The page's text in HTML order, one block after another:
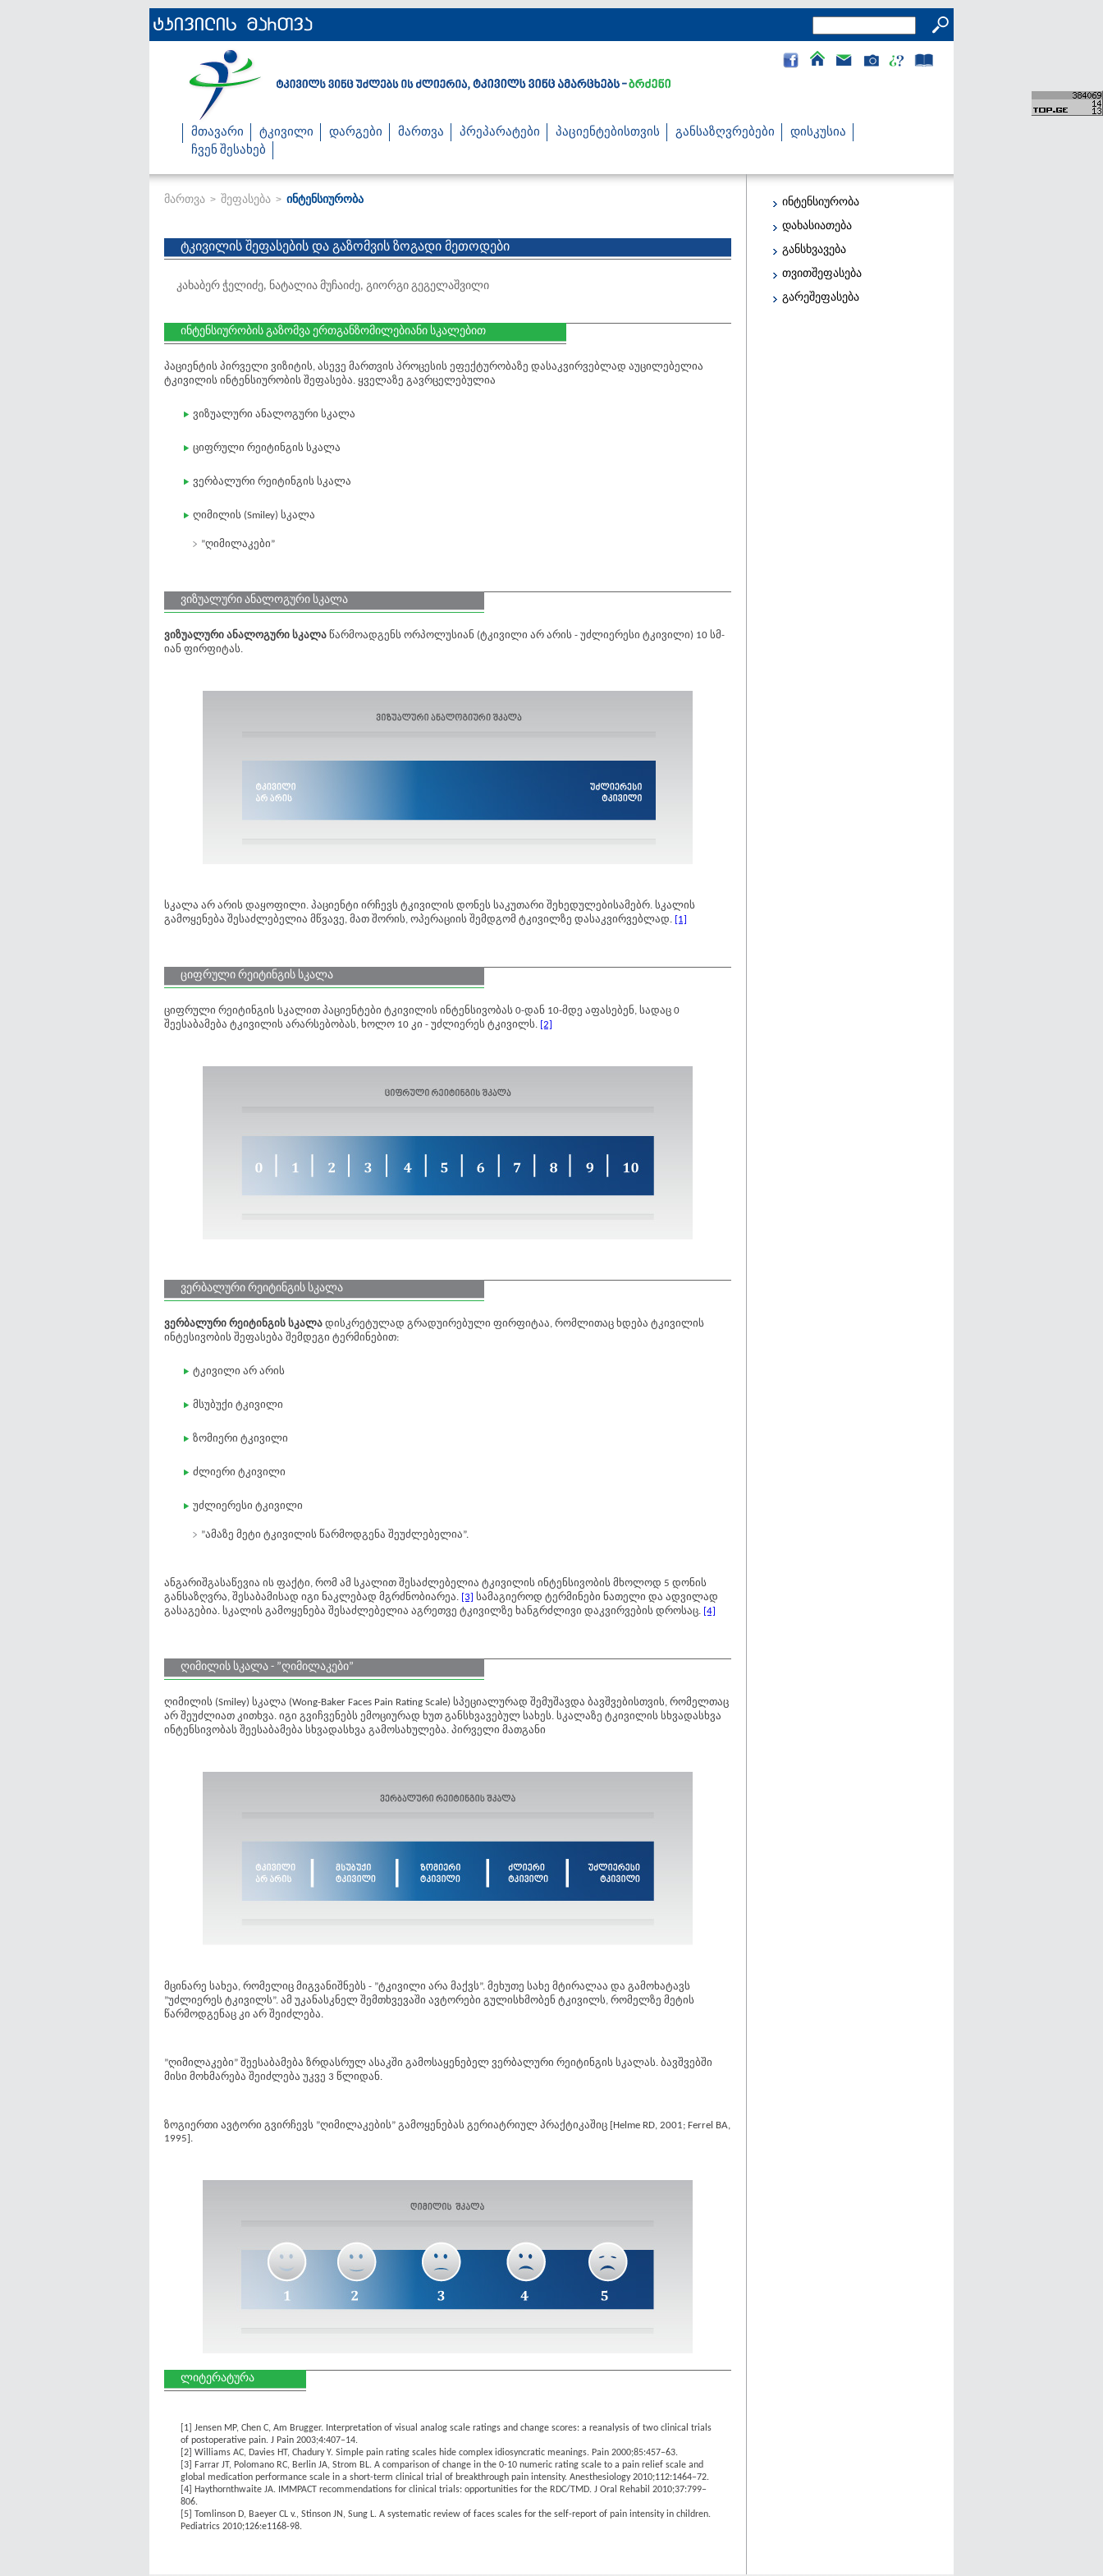
მთავარი ტკივილი დარგები მართვა პრეპარატები პაციენტებისთვის განსაზღვრებები
დისკუსია
ჩვენ შესახებ
მართვა > შეფასება > ინტენსიურობა
ტკივილის შეფასების და გაზომვის ზოგადი მეთოდები
კახაბერ ჭელიძე, ნატალია მუჩაიძე, გიორგი გეგელაშვილი
ინტენსიურობის გაზომვა ერთგანზომილებიანი სკალებით
პაციენტის პირველი ვიზიტის, ასევე მართვის პროცესის ეფექტურობაზე დასაკვირვებლად აუცილებელია
ტკივილის ინტენსიურობის შეფასება. ყველაზე გავრცელებულია
ვიზუალური ანალოგური სკალა
ციფრული რეიტინგის სკალა
ვერბალური რეიტინგის სკალა
ღიმილის (Smiley) სკალა
”ღიმილაკები”
ვიზუალური ანალოგური სკალა
ვიზუალური ანალოგური სკალა წარმოადგენს ორპოლუსიან (ტკივილი არ არის - უძლიერესი ტკივილი) 10 სმ-
იან ფირფიტას.
სკალა არ არის დაყოფილი. პაციენტი ირჩევს ტკივილის დონეს საკუთარი შეხედულებისამებრ. სკალის
გამოყენება შესაძლებელია მწვავე, მათ შორის, ოპერაციის შემდგომ ტკივილზე დასაკვირვებლად. [1]
ციფრული რეიტინგის სკალა
ციფრული რეიტინგის სკალით პაციენტები ტკივილის ინტენსივობას 0-დან 10-მდე აფასებენ, სადაც 0
შეესაბამება ტკივილის არარსებობას, ხოლო 10 კი - უძლიერეს ტკივილს. [2]
ვერბალური რეიტინგის სკალა
ვერბალური რეიტინგის სკალა დისკრეტულად გრადუირებული ფირფიტაა, რომლითაც ხდება ტკივილის
ინტესივობის შეფასება შემდეგი ტერმინებით:
ტკივილი არ არის
მსუბუქი ტკივილი
ზომიერი ტკივილი
ძლიერი ტკივილი
უძლიერესი ტკივილი
”ამაზე მეტი ტკივილის წარმოდგენა შეუძლებელია”.
ანგარიშგასაწევია ის ფაქტი, რომ ამ სკალით შესაძლებელია ტკივილის ინტენსივობის მხოლოდ 5 დონის
განსაზღვრა, შესაბამისად იგი ნაკლებად მგრძნობიარეა. [3] სამაგიეროდ ტერმინები ნათელი და ადვილად
გასაგებია. სკალის გამოყენება შესაძლებელია აგრეთვე ტკივილზე ხანგრძლივი დაკვირვების დროსაც. [4]
ღიმილის სკალა - ”ღიმილაკები”
ღიმილის (Smiley) სკალა (Wong-Baker Faces Pain Rating Scale) სპეციალურად შემუშავდა ბავშვებისთვის, რომელთაც
არ შეუძლიათ კითხვა. იგი გვიჩვენებს ემოციურად ხუთ განსხვავებულ სახეს. სკალაზე ტკივილის სხვადასხვა
ინტენსივობას შეესაბამება სხვადასხვა გამოსახულება. პირველი მათგანი
მცინარე სახეა, რომელიც მიგვანიშნებს - ”ტკივილი არა მაქვს”. მეხუთე სახე მტირალაა და გამოხატავს
”უძლიერეს ტკივილს”. ამ უკანასკნელ შემთხვევაში ავტორები გულისხმობენ ტკივილს, რომელზე მეტის
წარმოდგენაც კი არ შეიძლება.
”ღიმილაკები” შეესაბამება ზრდასრულ ასაკში გამოსაყენებელ ვერბალური რეიტინგის სკალას. ბავშვებში
მისი მოხმარება შეიძლება უკვე 3 წლიდან.
ზოგიერთი ავტორი გვირჩევს ”ღიმილაკების” გამოყენებას გერიატრიულ პრაქტიკაშიც [Helme RD, 2001; Ferrel BA,
1995].
ლიტერატურა
[1] Jensen MP, Chen C, Am Brugger. Interpretation of visual analog scale ratings and change scores: a reanalysis of two clinical trials
of postoperative pain. J Pain 2003;4:407–14.
[2] Williams AC, Davies HT, Chadury Y. Simple pain rating scales hide complex idiosyncratic meanings. Pain 2000;85:457–63.
[3]
Farrar JT, Polomano RC, Berlin JA, Strom BL. A comparison of change in the 0-10 numeric rating scale to a pain relief scale and
global medication performance scale in a short-term clinical trial of breakthrough pain intensity. Anesthesiology 2010;112:1464–72.
[4]
Haythornthwaite JA. IMMPACT recommendations for clinical trials: opportunities for the RDC/TMD. J Oral Rehabil 2010;37:799–
806.
[5] Tomlinson D, Baeyer CL v., Stinson JN, Sung L. A systematic review of faces scales for the self-report of pain intensity in children.
Pediatrics 2010;126:e1168-98.
ინტენსიურობა
დახასიათება
განსხვავება
თვითშეფასება
გარეშეფასება